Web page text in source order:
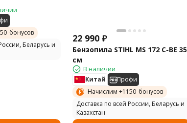
бонусов
Беларусь и
22 990 ₽
Бензопила STIHL MS 172 C-BE 35
см
В наличии
Китай
Профи
Начислим +1150 бонусов
Доставка по всей России, Беларусь и
Казахстан